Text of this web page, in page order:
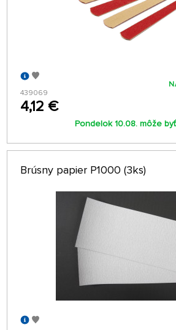
439069
4,12 €
Pondelok 10.08. môže
Brúsny papier P1000 (3ks)